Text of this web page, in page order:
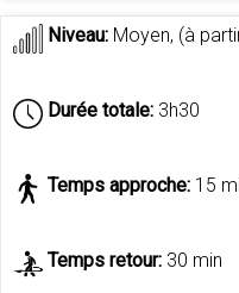
Niveau: Moyen, (à
Durée totale: 3h30
Temps approche: 15
Temps retour: 30 min